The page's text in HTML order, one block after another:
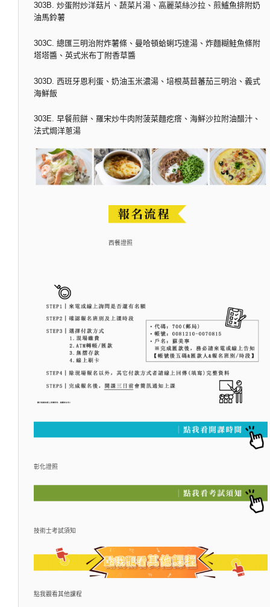
303B. 炒蛋附炒洋菇片、蔬菜片湯、高麗菜絲沙拉、煎鱸魚排附奶
油馬鈴薯
303C. 總匯三明治附炸薯條、曼哈頓蛤蜊巧達湯、炸麵糊鮭魚條附
塔塔醬、英式米布丁附香草醬
303D. 西班牙恩利蛋、奶油玉米濃湯、培根萵苣蕃茄三明治、義式
海鮮飯
303E. 早餐煎餅、羅宋炒牛肉附菠菜麵疙瘩、海鮮沙拉附油醋汁、
法式焗洋蔥湯
西餐證照
彰化證照
技術士考試須知
點我觀看其他課程